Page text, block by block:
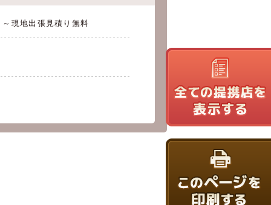
～現地出張見積り無料